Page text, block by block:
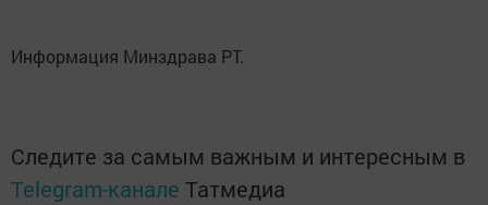
Информация Минздрава РТ.
Следите за самым важным и интересным в
Telegram-канале Татмедиа